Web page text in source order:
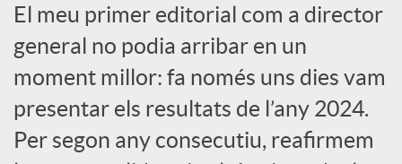
a
X
a
El meu primer editorial com a director
general no podia arribar en un
moment millor: fa només uns dies vam
presentar els resultats de l’any 2024.
Per segon any consecutiu, reafirmem